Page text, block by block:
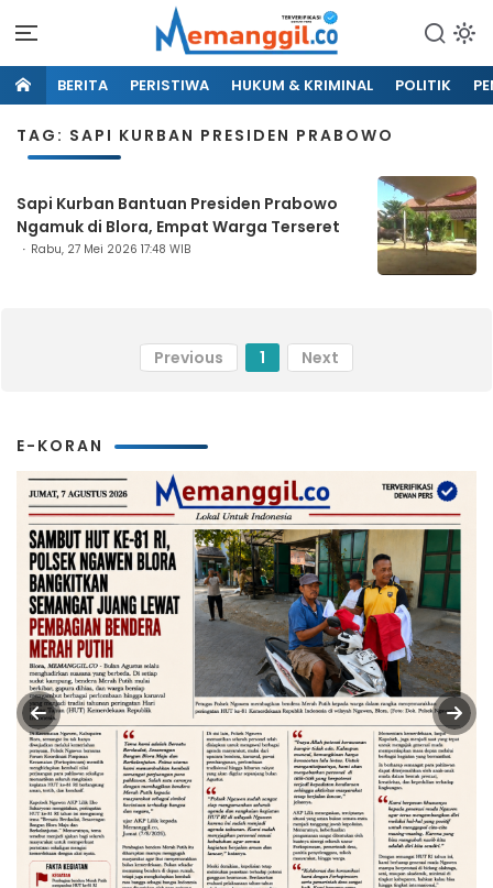
BERITA PERISTIWA HUKUM & KRIMINAL POLITIK
TAG: SAPI KURBAN PRESIDEN PRABOWO
Sapi Kurban Bantuan Presiden Prabowo
Ngamuk di Blora, Empat Warga Terseret
Rabu, 27 Mei 2026 17:48 WIB
Previous 1 Next
E-KORAN